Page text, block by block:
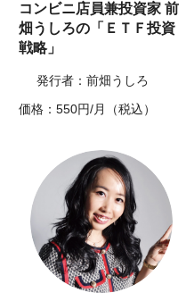
コンビニ店員兼投資家 前
畑うしろの「ＥＴＦ投資
戦略」
発行者：前畑うしろ
価格：550円/月（税込）